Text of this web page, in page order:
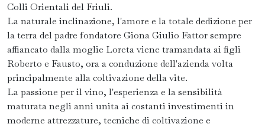
Colli Orientali del Friuli.
La naturale inclinazione, l'amore e la totale dedizione per
la terra del padre fondatore Giona Giulio Fattor sempre
affiancato dalla moglie Loreta viene tramandata ai figli
Roberto e Fausto, ora a conduzione dell'azienda volta
principalmente alla coltivazione della vite.
La passione per il vino, l'esperienza e la sensibilità
maturata negli anni unita ai costanti investimenti in
moderne attrezzature, tecniche di coltivazione e